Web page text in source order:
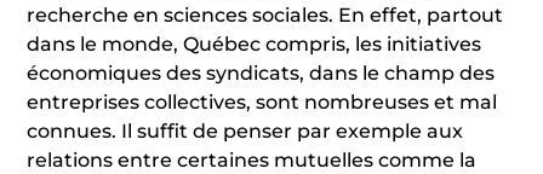
recherche en sciences sociales. En effet, partout
dans le monde, Québec compris, les initiatives
économiques des syndicats, dans le champ des
entreprises collectives, sont nombreuses et mal
connues. Il suffit de penser par exemple aux
relations entre certaines mutuelles comme la